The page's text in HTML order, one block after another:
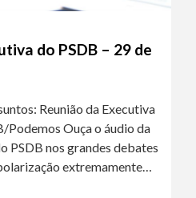
do PSDB – 29 de
Reunião da Executiva
Podemos Ouça o áudio da
PSDB nos grandes debates
extremamente…